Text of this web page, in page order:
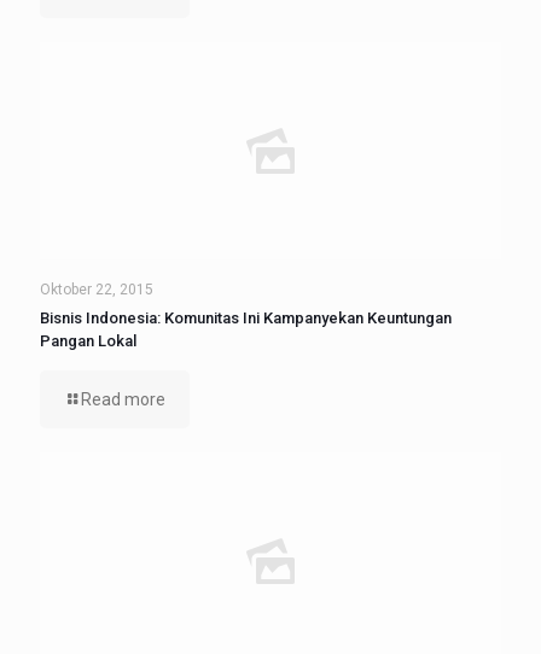
Oktober 22, 2015
Bisnis Indonesia: Komunitas Ini Kampanyekan Keuntungan
Pangan Lokal
Read more